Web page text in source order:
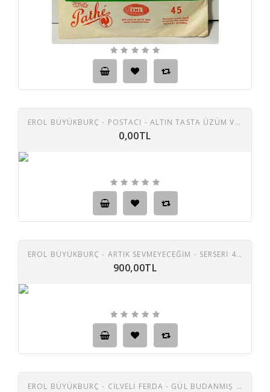
EROL BÜYÜKBURÇ - POSTACI - ALTIN TASTA ÜZÜM VAR - AŞKIMIZIN ŞARKISI 45 LİK PLAK
0,00TL
EROL BÜYÜKBURÇ - ARTIK SEVMEYECEĞIM - SERSERI 45 LIK PLAK
900,00TL
EROL BÜYÜKBURÇ - CILVELI FERDA - GÜL BUDANMIŞ - GÜLLE BÜLBÜL MISALI 45 LIK PLAK